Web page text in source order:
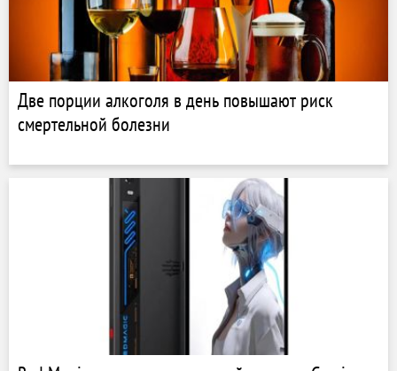
Две порции алкоголя в день повышают риск
смертельной болезни